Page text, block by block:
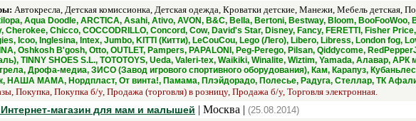
Автокресла, Детская комиссионка, Детская одежда, Кроватки детские, Манежи, Мебель детская,
Aqua Doodle, ARCTICA, Asahi, Ativo, AVON, B&C, Bella, Bertoni, Bestway, Bloom,
Cherokee, Chicco, COCCODRILLO, Concord, Cow, David's Star, Disney, Fancy, FERETTI, Fisher
Icoo, Inglesina, Intex, Jumbo, KITTI (Китти), LeCouCou, Lego (Лего), Libero, Libress, London fog,
Oshkosh B'gosh, Otto, OUTLET, Pampers, PAPALONI, Peg-Perego, Pilsan, Qiddycome,
TINNY SHOES S.L., TOTOTOYS, Ueda, Valeri-tex, Waikiki, Winalite, Wiztim, Yamada, Алавар,
Дрофа-медиа, ЗИСО (Завод игрового спортивного оборудования), Кам, Карапуз,
НАША МАМА, Нордпласт, От винта!, Памама, Плэйдорадо, Полесье, Радуга, Стеллар, ТК
Покупка, Покупка б/у, Продажа (торговля) в розницу, Продажа б/у, Торговля электронная.
Интернет-магазин для мам и малышей | Москва | (25.08.2014)